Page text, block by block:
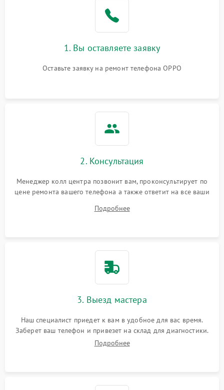
1. Вы оставляете заявку
Оставьте заявку на ремонт телефона OPPO
2. Консультация
Менеджер колл центра позвонит вам, проконсультирует по
цене ремонта вашего телефона а также ответит на все ваши
Подробнее
3. Выезд мастера
Наш специалист приедет к вам в удобное для вас время.
Заберет ваш телефон и привезет на склад для диагностики.
Подробнее